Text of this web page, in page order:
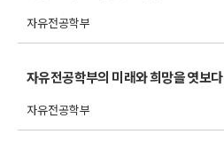
자유전공학부
자유전공학부의 미래와 희망을 엿보다
자유전공학부